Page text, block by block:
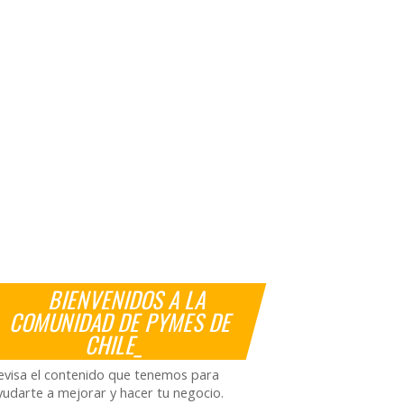
BIENVENIDOS A LA
COMUNIDAD DE PYMES DE
CHILE_
el contenido que tenemos para
a mejorar y hacer tu negocio.